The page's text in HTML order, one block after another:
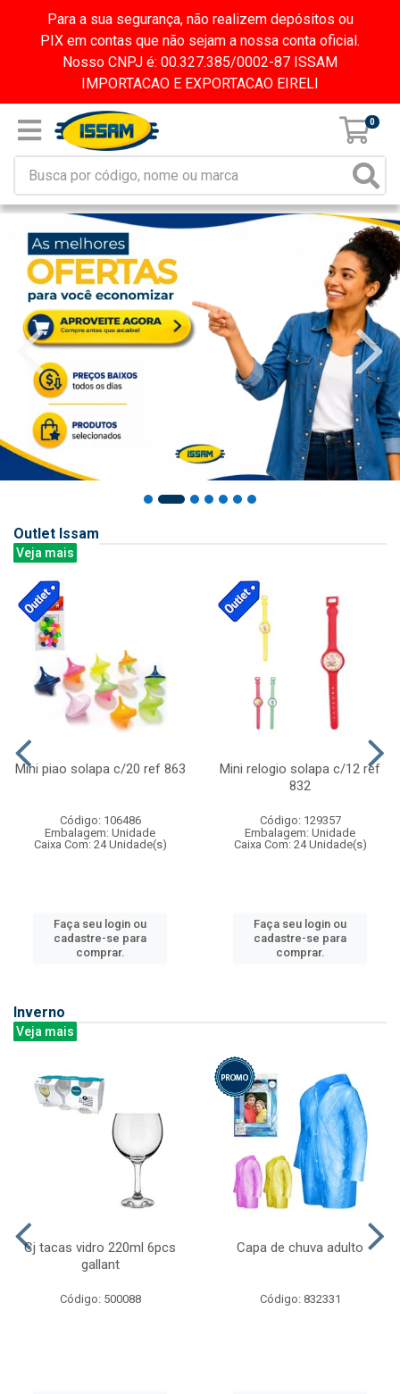
Para a sua segurança, não realizem depósitos ou
PIX em contas que não sejam a nossa conta oficial.
Nosso CNPJ é: 00.327.385/0002-87 ISSAM
IMPORTACAO E EXPORTACAO EIRELI
0
Outlet Issam
Veja mais
Mini piao solapa c/20 ref 863
Código: 106486
Embalagem: Unidade
Caixa Com: 24 Unidade(s)
Faça seu login ou
cadastre-se para
comprar.
Mini relogio solapa c/12 ref
832
Código: 129357
Embalagem: Unidade
Caixa Com: 24 Unidade(s)
Faça seu login ou
cadastre-se para
comprar.
Inverno
Veja mais
Cj tacas vidro 220ml 6pcs
gallant
Código: 500088
Capa de chuva adulto
Código: 832331